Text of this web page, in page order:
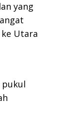
yang
Utara
pukul